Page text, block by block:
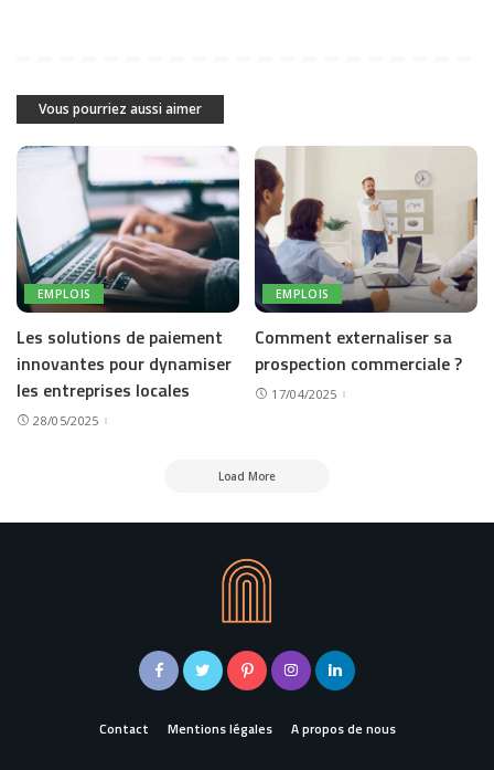
Vous pourriez aussi aimer
EMPLOIS
Les solutions de paiement
innovantes pour dynamiser
les entreprises locales
28/05/2025
EMPLOIS
Comment externaliser sa
prospection commerciale ?
17/04/2025
Load More
Contact Mentions légales A propos de nous